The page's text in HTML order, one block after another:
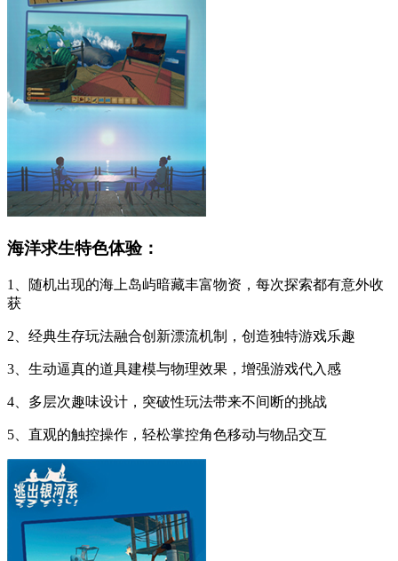
海洋求生特色体验：
1、随机出现的海上岛屿暗藏丰富物资，每次探索都有意外收
获
2、经典生存玩法融合创新漂流机制，创造独特游戏乐趣
3、生动逼真的道具建模与物理效果，增强游戏代入感
4、多层次趣味设计，突破性玩法带来不间断的挑战
5、直观的触控操作，轻松掌控角色移动与物品交互